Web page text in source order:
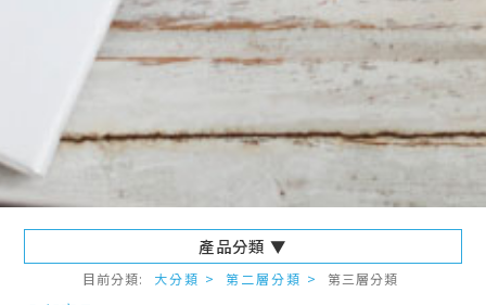
產品分類 ▼
目前分類: 大分類 > 第二層分類 > 第三層分類